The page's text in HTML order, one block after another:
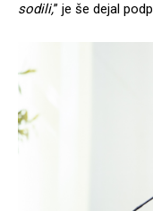
sodili,” je še dejal